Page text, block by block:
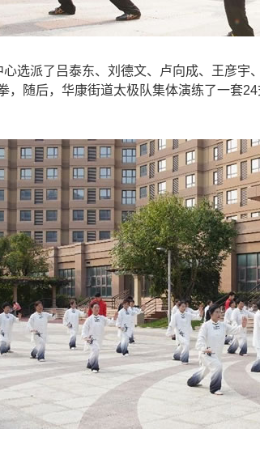
派了吕泰东、刘德文、卢向成、王彦宇
随后，华康街道太极队集体演练了一套